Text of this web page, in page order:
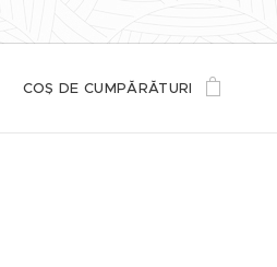
COȘ DE CUMPĂRĂTURI